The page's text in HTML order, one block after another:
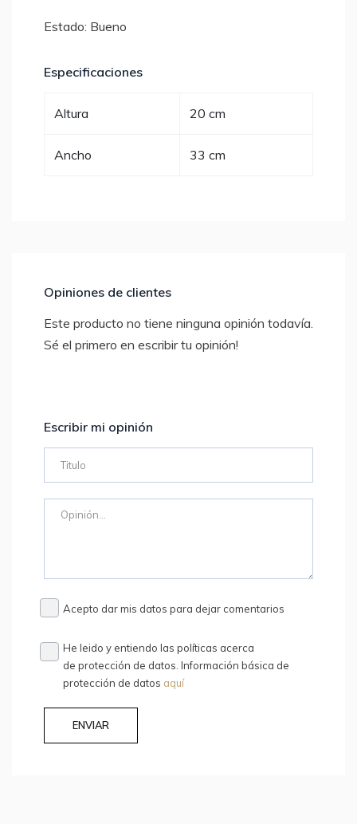
Estado: Bueno
Especificaciones
Altura 20 cm
Ancho 33 cm
Opiniones de clientes
Este producto no tiene ninguna opinión todavía.
Sé el primero en escribir tu opinión!
Escribir mi opinión
Acepto dar mis datos para dejar comentarios
He leido y entiendo las políticas acerca
de protección de datos. Información básica de
protección de datos aquí
ENVIAR